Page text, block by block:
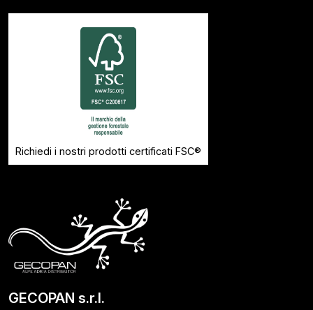
Richiedi i nostri prodotti certificati FSC®
GECOPAN s.r.l.